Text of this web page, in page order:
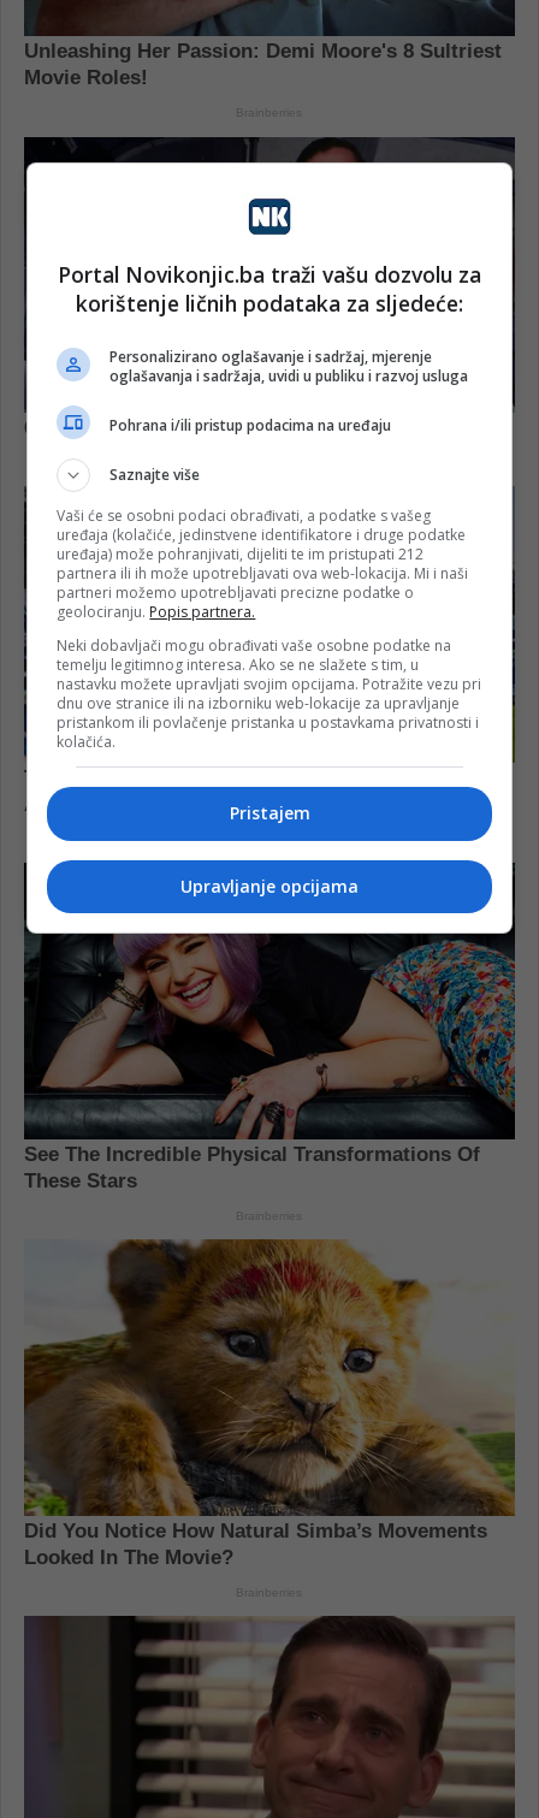
Portal Novikonjic.ba traži vašu dozvolu za
korištenje ličnih podataka za sljedeće:
Personalizirano oglašavanje i sadržaj, mjerenje
oglašavanja i sadržaja, uvidi u publiku i razvoj usluga
Pohrana i/ili pristup podacima na uređaju
Saznajte više
Vaši će se osobni podaci obrađivati, a podatke s vašeg
uređaja (kolačiće, jedinstvene identifikatore i druge podatke
uređaja) može pohranjivati, dijeliti te im pristupati 212
partnera ili ih može upotrebljavati ova web-lokacija. Mi i naši
partneri možemo upotrebljavati precizne podatke o
geolociranju. Popis partnera.
Neki dobavljači mogu obrađivati vaše osobne podatke na
temelju legitimnog interesa. Ako se ne slažete s tim, u
nastavku možete upravljati svojim opcijama. Potražite vezu pri
dnu ove stranice ili na izborniku web-lokacije za upravljanje
pristankom ili povlačenje pristanka u postavkama privatnosti i
kolačića.
Pristajem
Upravljanje opcijama